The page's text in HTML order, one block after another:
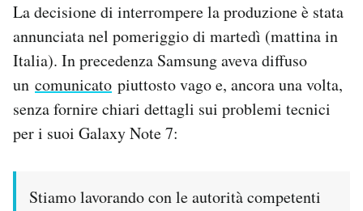
La decisione di interrompere la produzione è stata
annunciata nel pomeriggio di martedì (mattina in
Italia). In precedenza Samsung aveva diffuso
un comunicato piuttosto vago e, ancora una volta,
senza fornire chiari dettagli sui problemi tecnici
per i suoi Galaxy Note 7:
Stiamo lavorando con le autorità competenti